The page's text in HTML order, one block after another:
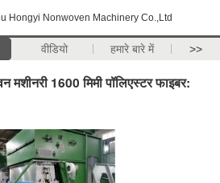
Hongyi Nonwoven Machinery Co.,Ltd
वीडियो हमारे बारे में >>
मशीनरी 1600 मिमी पॉलिएस्टर फाइबर: